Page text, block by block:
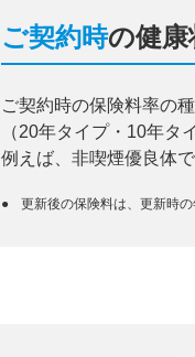
ご契約時の健
ご契約時の保険料率の
（20年タイプ・10年タ
例えば、非喫煙優良体
更新後の保険料は、更新時